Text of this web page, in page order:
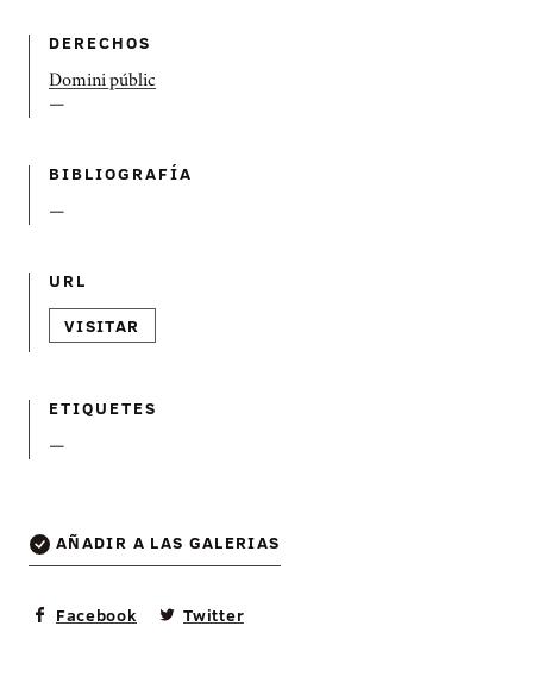
DERECHOS
Domini públic
—
BIBLIOGRAFÍ­A
—
URL
VISITAR
ETIQUETES
—
AÑADIR A LAS GALERIAS
Facebook Twitter